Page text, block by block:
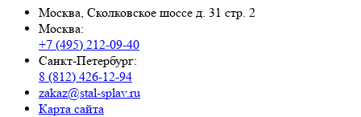
Москва, Сколковское шоссе д. 31 стр. 2
Москва:
+7 (495) 212-09-40
Санкт-Петербург:
8 (812) 426-12-94
zakaz@stal-splav.ru
Карта сайта